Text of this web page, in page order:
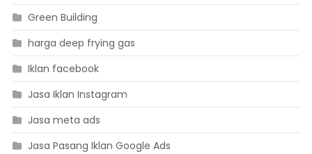
Green Building
harga deep frying gas
Iklan facebook
Jasa Iklan Instagram
Jasa meta ads
Jasa Pasang Iklan Google Ads